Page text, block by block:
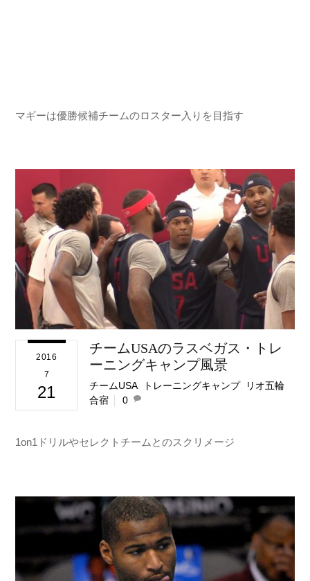
マギーは優勝候補チームのロスター入りを目指す
2016
7
21
チームUSAのラスベガス・トレ
ーニングキャンプ風景
チームUSA, トレーニングキャンプ, リオ五輪
合宿
0
1on1ドリルやセレクトチームとのスクリメージ